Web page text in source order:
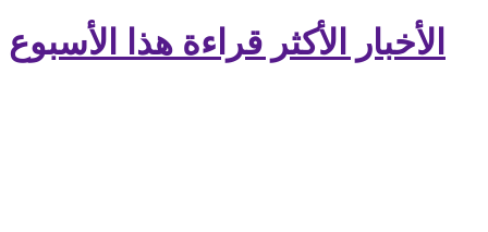
الأخبار الأكثر قراءة هذا الأسبوع